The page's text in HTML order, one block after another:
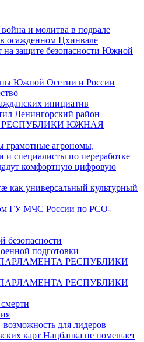
и молитва в подвале
осажденном Цхинвале
на защите безопасности Южной
Южной Осетии и России
инициатив
Ленингорский район
РЕСПУБЛИКИ ЮЖНАЯ
агрономы,
и специалисты по переработке
комфортную цифровую
как универсальный культурный
ГУ МЧС России по РСО-
безопасности
подготовки
РЕСПУБЛИКИ
РЕСПУБЛИКИ
для лидеров
карт Нацбанка не помешает